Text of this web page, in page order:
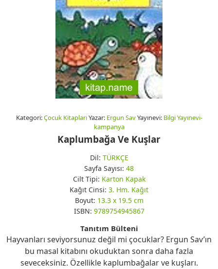
Kategori:Çocuk KitaplarıYazar: Ergun SavYayınevi: Bilgi Yayınevi-
kampanya
Kaplumbağa Ve Kuşlar
Dil: TÜRKÇE
Sayfa Sayısı: 48
Cilt Tipi: Karton Kapak
Kağıt Cinsi: 3. Hm. Kağıt
Boyut: 13.3 x 19.5 cm
ISBN: 9789754945867
Tanıtım Bülteni
Hayvanları seviyorsunuz değil mi çocuklar? Ergun Sav’ın
bu masal kitabını okuduktan sonra daha fazla
seveceksiniz. Özellikle kaplumbağalar ve kuşları.